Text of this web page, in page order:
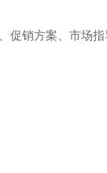
促销方案、市场